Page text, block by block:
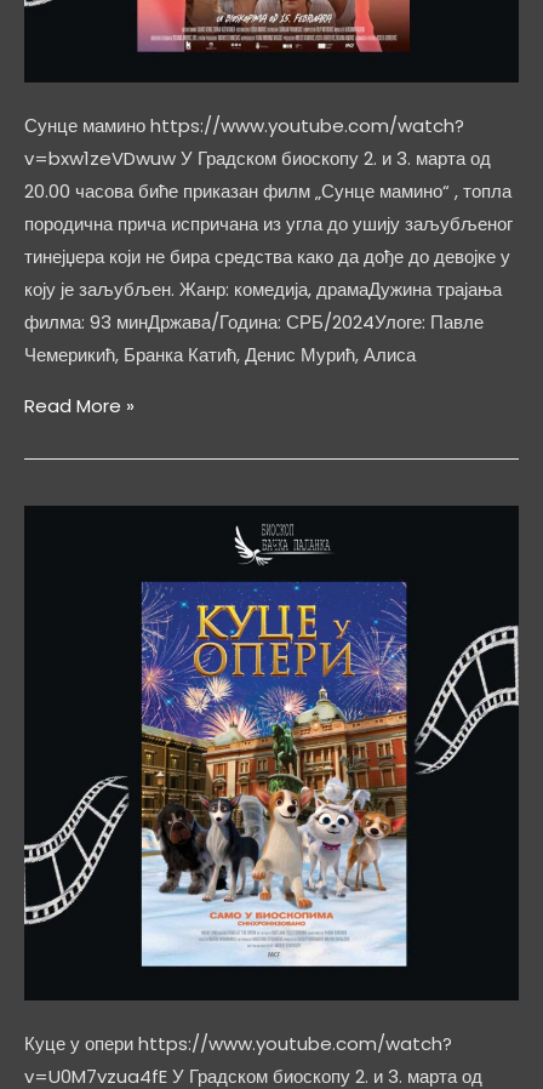
Сунце мамино https://www.youtube.com/watch?
v=bxw1zeVDwuw У Градском биоскопу 2. и 3. марта од
20.00 часова биће приказан филм „Сунце мамино“ , топла
породична прича испричана из угла до ушију заљубљеног
тинејџера који не бира средства како да дође до девојке у
коју је заљубљен. Жанр: комедија, драмаДужина трајања
филма: 93 минДржава/Година: СРБ/2024Улоге: Павле
Чемерикић, Бранка Катић, Денис Мурић, Алиса
Сунце
Read More »
Куце у опери https://www.youtube.com/watch?
v=U0M7vzua4fE У Градском биоскопу 2. и 3. марта од